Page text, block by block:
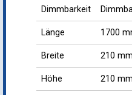
Dimmbarkeit
Länge 1700
Breite 210 mm
Höhe 210 mm